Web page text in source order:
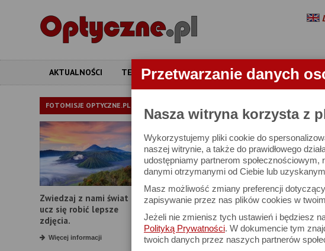
Przetwarzanie danych
Nasza witryna korzysta z
Wykorzystujemy pliki cookie do
naszej witrynie, a także do prawidłowego
udostępniamy partnerom
danymi otrzymanymi od Ciebie lub
Masz możliwość zmiany preferencji
zapisywanie przez nas plików cookies w
Jeżeli nie zmienisz tych ustawień i będziesz
Polityką Prywatności. W dokumencie tym
twoich danych przez naszych partnerów
AKTUALNOŚCI TESTY ARTYKUŁY APARATY OBIEKTYWY
FOTOMISJE OPTYCZNE.PL
Zwiedzaj z nami świat i
ucz się robić lepsze
zdjęcia.
Więcej informacji
ARTYKUŁY
Otwarcie salonu Nikon